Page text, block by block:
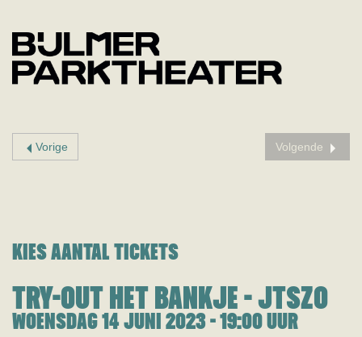
Vorige Volgende
KIES AANTAL TICKETS
TRY-OUT HET BANKJE - JTSZO
WOENSDAG 14 JUNI 2023 - 19:00UUR